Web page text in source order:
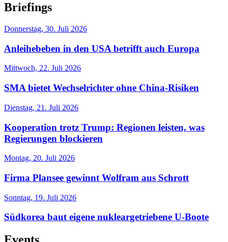
Briefings
Donnerstag, 30. Juli 2026
Anleihebeben in den USA betrifft auch Europa
Mittwoch, 22. Juli 2026
SMA bietet Wechselrichter ohne China-Risiken
Dienstag, 21. Juli 2026
Kooperation trotz Trump: Regionen leisten, was
Regierungen blockieren
Montag, 20. Juli 2026
Firma Plansee gewinnt Wolfram aus Schrott
Sonntag, 19. Juli 2026
Südkorea baut eigene nukleargetriebene U-Boote